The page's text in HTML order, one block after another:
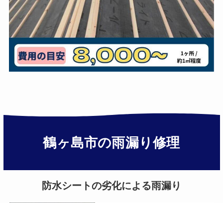
鶴ヶ島市の雨漏り修理
防水シートの劣化による雨漏り